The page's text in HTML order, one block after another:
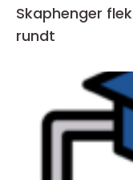
Skaphenger fleksibel og trygg transport året
rundt